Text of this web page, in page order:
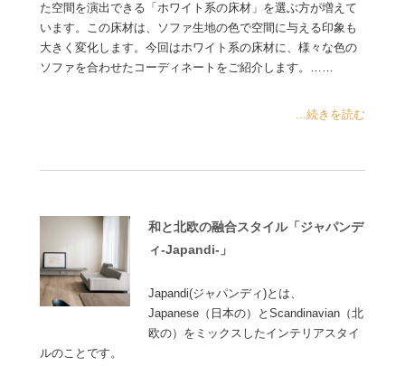
た空間を演出できる「ホワイト系の床材」を選ぶ方が増えて
います。この床材は、ソファ生地の色で空間に与える印象も
大きく変化します。今回はホワイト系の床材に、様々な色の
ソファを合わせたコーディネートをご紹介します。……
...続きを読む
和と北欧の融合スタイル「ジャパンデ
ィ-Japandi-」
Japandi(ジャパンディ)とは、
Japanese（日本の）とScandinavian（北
欧の）をミックスしたインテリアスタイ
ルのことです。